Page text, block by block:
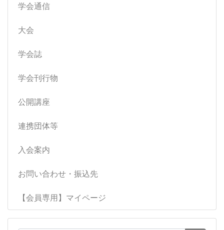
学会通信
大会
学会誌
学会刊行物
公開講座
連携団体等
入会案内
お問い合わせ・振込先
【会員専用】マイページ